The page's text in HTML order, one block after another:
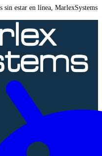
sin estar en línea, MarlexSystems